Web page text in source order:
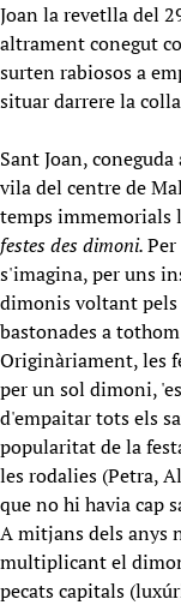
Joan la revetlla del
altrament conegut
surten rabiosos a
situar darrere la
Sant Joan,
vila del centre de
temps immemorials
festes des dimoni.
s'imagina, per uns
dimonis voltant
bastonades a
Originàriament, les
per un sol dimoni,
d'empaitar tots els
popularitat de la
les rodalies (Petra,
que no hi havia cap
A mitjans dels anys
multiplicant el
pecats capitals